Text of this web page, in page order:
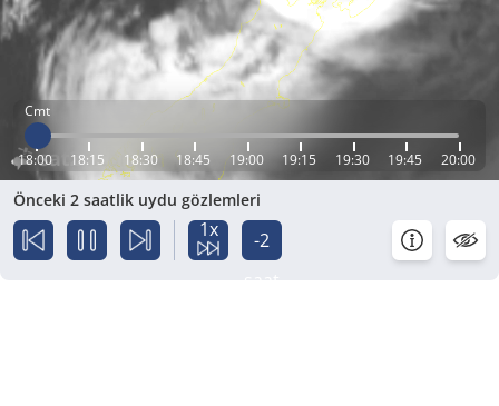
Cmt
18:00 18:15 18:30 18:45 19:00 19:15 19:30 19:45 20:00
Önceki 2 saatlik uydu gözlemleri
1x
-2